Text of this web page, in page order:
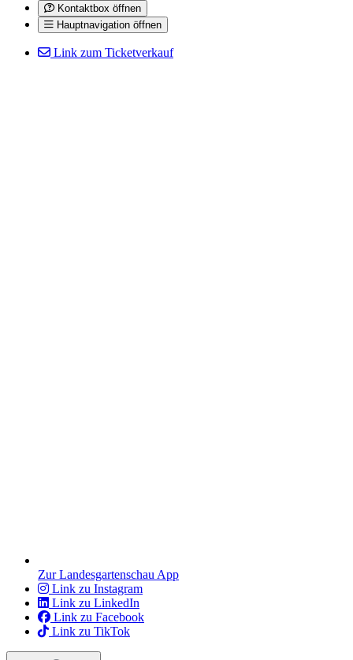
Kontaktbox öffnen
Hauptnavigation öffnen
Link zum Ticketverkauf
Zur Landesgartenschau App
Link zu Instagram
Link zu LinkedIn
Link zu Facebook
Link zu TikTok